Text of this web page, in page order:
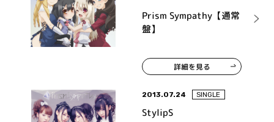
Prism Sympathy【通常
盤】
詳細を見る
2013.07.24 SINGLE
StylipS